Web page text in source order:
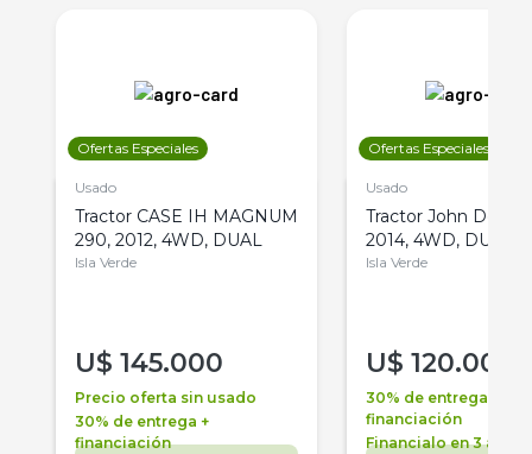
Ofertas Especiales
Usado
Tractor CASE IH MAGNUM
290, 2012, 4WD, DUAL
Isla Verde
U$ 145.000
Precio oferta sin usado
30% de entrega +
financiación
Ofertas Especiales
Usado
Tractor John Deere
2014, 4WD, DUAL
Isla Verde
U$ 120.000
30% de entrega +
financiación
Financialo en 3 años